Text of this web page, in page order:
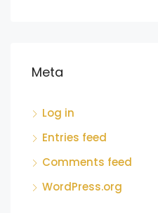
Meta
Log in
Entries feed
Comments feed
WordPress.org